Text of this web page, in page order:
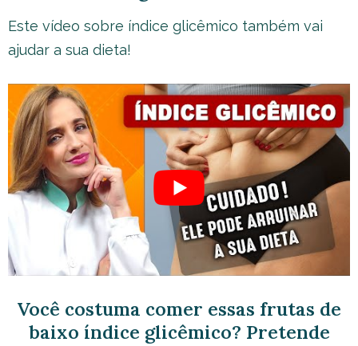
Este vídeo sobre índice glicêmico também vai
ajudar a sua dieta!
Você costuma comer essas frutas de
baixo índice glicêmico? Pretende